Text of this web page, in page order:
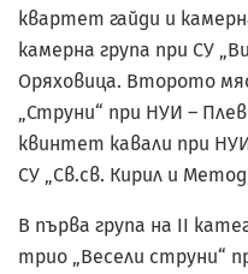
квартет гайди и
камерна група при СУ
Оряховица. Второто
„Струни“ при НУИ –
квинтет кавали при
СУ „Св.св. Кирил и
В първа група на II
трио „Весели струни“